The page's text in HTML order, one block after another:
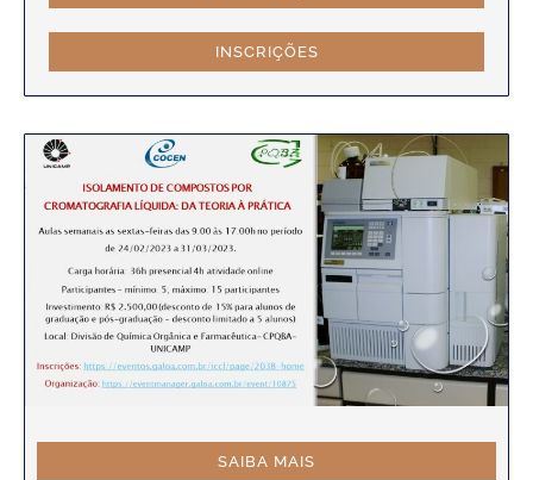
INSCRIÇÕES
SAIBA MAIS